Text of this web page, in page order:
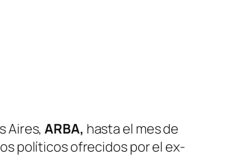
Aires,ARBA, hasta el mes de
políticos ofrecidos por el ex-